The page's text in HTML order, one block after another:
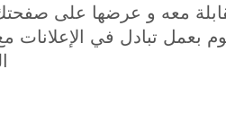
معه و عرضها على
بعمل تبادل في الإعلانات